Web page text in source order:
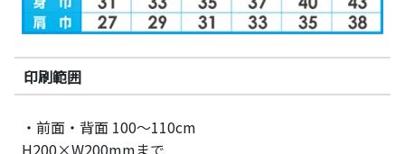
印刷範囲
・前面・背面 100～110cm